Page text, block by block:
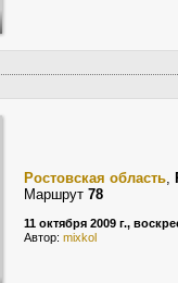
Ростовская область,
Маршрут 78
11 октября 2009 г.,
Автор: mixkol